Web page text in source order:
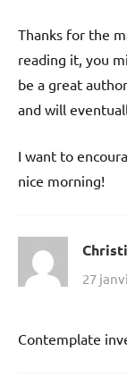
Thanks for the
reading it, you
be a great
and will
I want to
nice morning!
27
Contemplate